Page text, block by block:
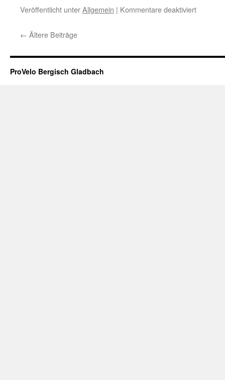
Veröffentlicht unterAllgemein | Kommentare deaktiviertfür
← Ältere Beiträge
ProVelo Bergisch Gladbach